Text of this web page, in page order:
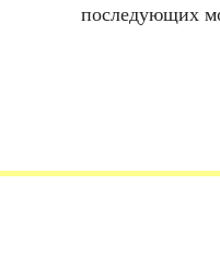
последующих